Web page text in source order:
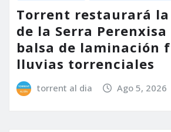
Torrent restaurará
de la Serra Perenxisa
balsa de laminación
lluvias torrenciales
torrent al dia Ago 5, 2026